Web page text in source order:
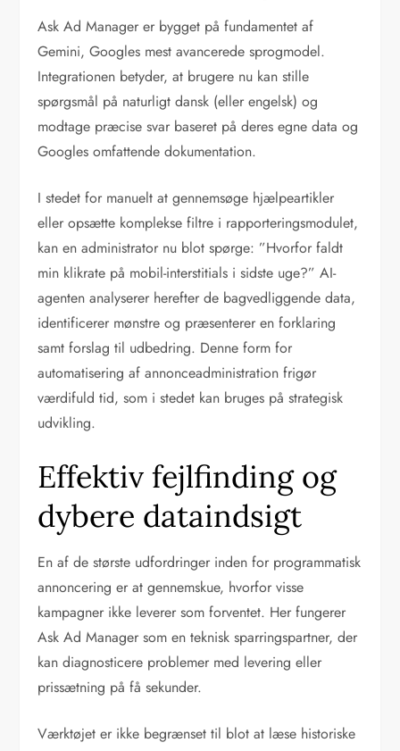
Ask Ad Manager er bygget på fundamentet af
Gemini, Googles mest avancerede sprogmodel.
Integrationen betyder, at brugere nu kan stille
spørgsmål på naturligt dansk (eller engelsk) og
modtage præcise svar baseret på deres egne data og
Googles omfattende dokumentation.
I stedet for manuelt at gennemsøge hjælpeartikler
eller opsætte komplekse filtre i rapporteringsmodulet,
kan en administrator nu blot spørge: ”Hvorfor faldt
min klikrate på mobil-interstitials i sidste uge?” AI-
agenten analyserer herefter de bagvedliggende data,
identificerer mønstre og præsenterer en forklaring
samt forslag til udbedring. Denne form for
automatisering af annonceadministration frigør
værdifuld tid, som i stedet kan bruges på strategisk
udvikling.
Effektiv fejlfinding og
dybere dataindsigt
En af de største udfordringer inden for programmatisk
annoncering er at gennemskue, hvorfor visse
kampagner ikke leverer som forventet. Her fungerer
Ask Ad Manager som en teknisk sparringspartner, der
kan diagnosticere problemer med levering eller
prissætning på få sekunder.
Værktøjet er ikke begrænset til blot at læse historiske